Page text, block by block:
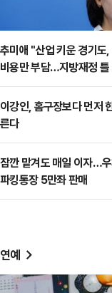
추미애 "산업 키운 경기도
비용만 부담…지방재정
이강인, 홈구장보다 먼저
른다
잠깐 맡겨도 매일 이자…
파킹통장 5만좌 판매
연예